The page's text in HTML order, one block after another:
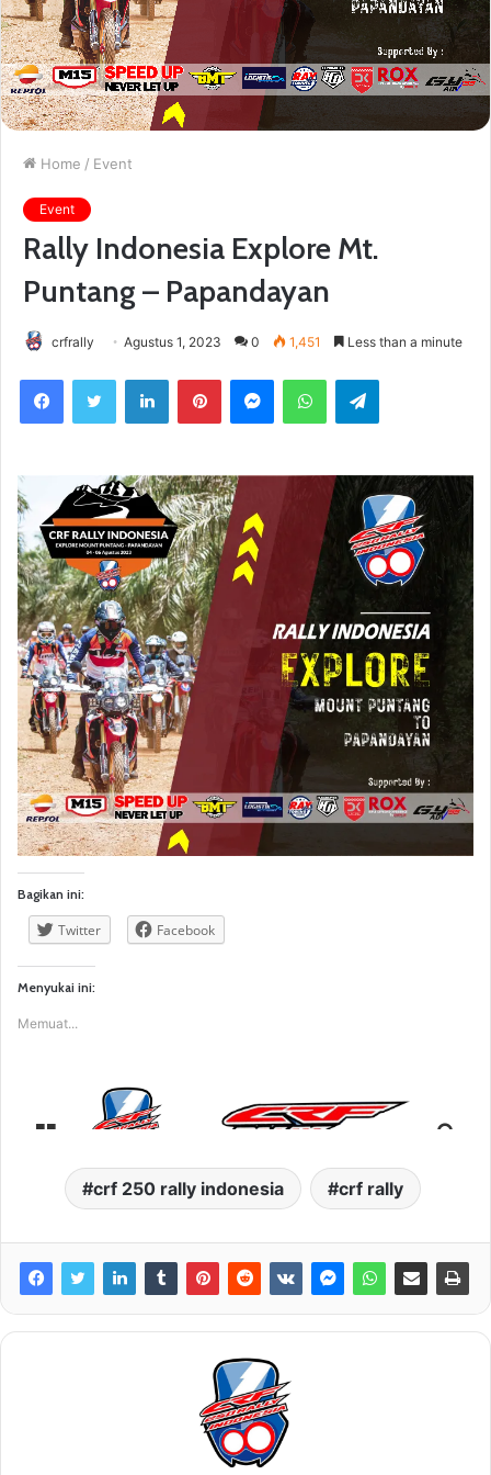
Home / Event
Event
Rally Indonesia Explore Mt.
Puntang – Papandayan
crfrally Agustus 1, 2023 0 1,451 Less than a minute
FacebookTwitter LinkedInPinterestMessengerWhatsAppTelegram
Bagikan ini:
Twitter Facebook
Menyukai ini:
Memuat...
crf 250 rally indonesia crf rally